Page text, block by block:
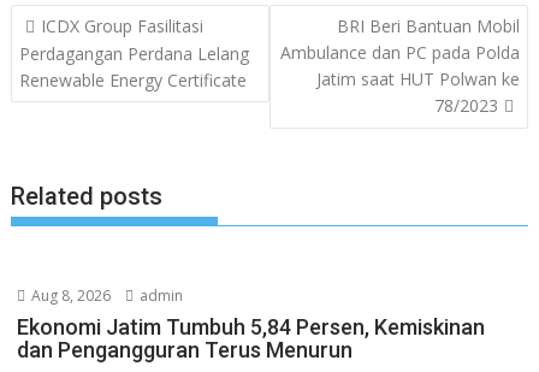
Post
navigation
ICDX Group Fasilitasi
Perdagangan Perdana Lelang
Renewable Energy Certificate
BRI Beri Bantuan Mobil
Ambulance dan PC pada Polda
Jatim saat HUT Polwan ke
78/2023
Related posts
Aug 8, 2026 admin
Ekonomi Jatim Tumbuh 5,84 Persen, Kemiskinan
dan Pengangguran Terus Menurun